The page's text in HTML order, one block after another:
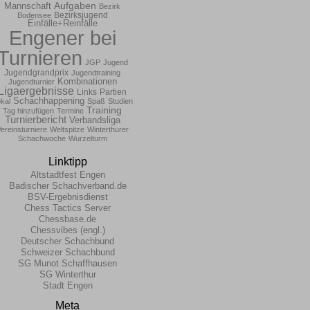
Mannschaft Aufgaben Bezirk
Bodensee Bezirksjugend
Einfälle+Reinfälle
Engener bei
JGP Jugend
Jugendgrandprix Jugendtraining
Jugendturnier Kombinationen
Links Partien
Schachhappening Spaß Studien
Tag hinzufügen Termine Training
Turnierbericht Verbandsliga
Weltspitze Winterthurer
Schachwoche Wurzelturm
Linktipp
Altstadtfest Engen
Badischer Schachverband.de
BSV-Ergebnisdienst
Chess Tactics Server
Chessbase.de
Chessvibes (engl.)
Deutscher Schachbund
Schweizer Schachbund
SG Munot Schaffhausen
SG Winterthur
Stadt Engen
Meta